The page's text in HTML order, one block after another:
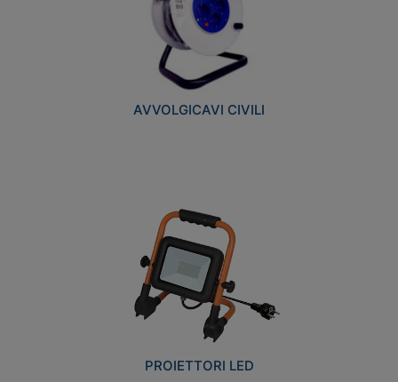
AVVOLGICAVI CIVILI
PROIETTORI LED